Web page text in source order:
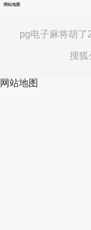
网站地图
pg电子麻将胡
搜狐
网站地图